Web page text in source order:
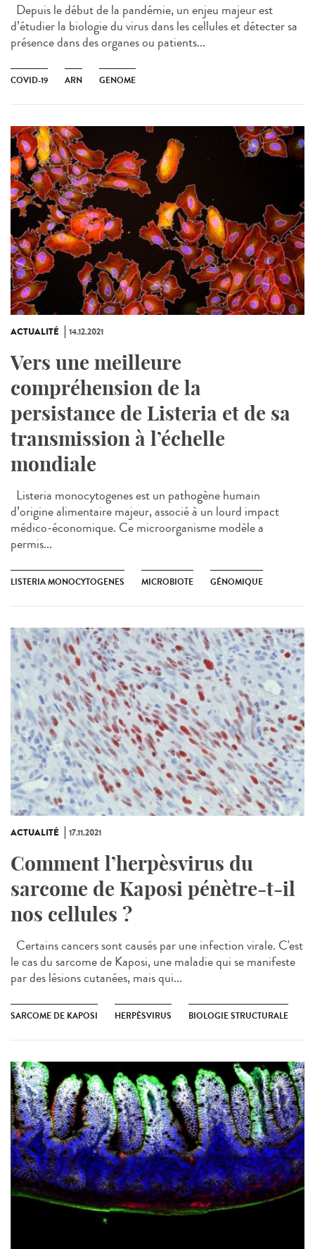
Depuis le début de la pandémie, un enjeu majeur est
d’étudier la biologie du virus dans les cellules et détecter sa
présence dans des organes ou patients...
COVID-19 ARN GENOME
ACTUALITÉ 14.12.2021
Vers une meilleure
compréhension de la
persistance de Listeria et de sa
transmission à l’échelle
mondiale
Listeria monocytogenes est un pathogène humain
d’origine alimentaire majeur, associé à un lourd impact
médico-économique. Ce microorganisme modèle a
permis...
LISTERIA MONOCYTOGENES MICROBIOTE GÉNOMIQUE
ACTUALITÉ 17.11.2021
Comment l’herpèsvirus du
sarcome de Kaposi pénètre-t-il
nos cellules ?
Certains cancers sont causés par une infection virale. C'est
le cas du sarcome de Kaposi, une maladie qui se manifeste
par des lésions cutanées, mais qui...
SARCOME DE KAPOSI HERPÈSVIRUS BIOLOGIE STRUCTURALE